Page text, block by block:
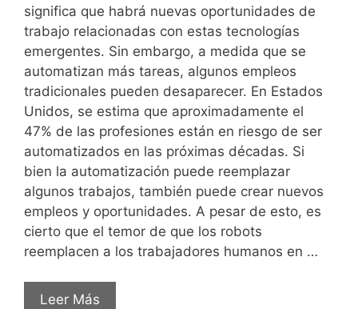
significa que habrá nuevas oportunidades de
trabajo relacionadas con estas tecnologías
emergentes. Sin embargo, a medida que se
automatizan más tareas, algunos empleos
tradicionales pueden desaparecer. En Estados
Unidos, se estima que aproximadamente el
47% de las profesiones están en riesgo de ser
automatizados en las próximas décadas. Si
bien la automatización puede reemplazar
algunos trabajos, también puede crear nuevos
empleos y oportunidades. A pesar de esto, es
cierto que el temor de que los robots
reemplacen a los trabajadores humanos en …
Leer Más